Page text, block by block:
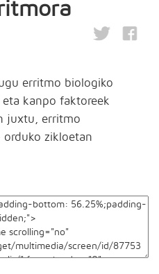
erritmo biologiko
kanpo faktoreek
juxtu, erritmo
zikloetan